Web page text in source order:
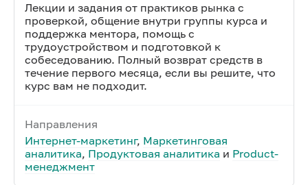
Лекции и задания от практиков рынка с
проверкой, общение внутри группы курса и
поддержка ментора, помощь с
трудоустройством и подготовкой к
собеседованию. Полный возврат средств в
течение первого месяца, если вы решите, что
курс вам не подходит.
Направления
Интернет-маркетинг, Маркетинговая
аналитика, Продуктовая аналитика и Product-
менеджмент